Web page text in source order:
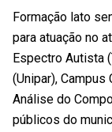
Formação lato
para atuação no
Espectro Autista
(Unipar),
Análise do
públicos do